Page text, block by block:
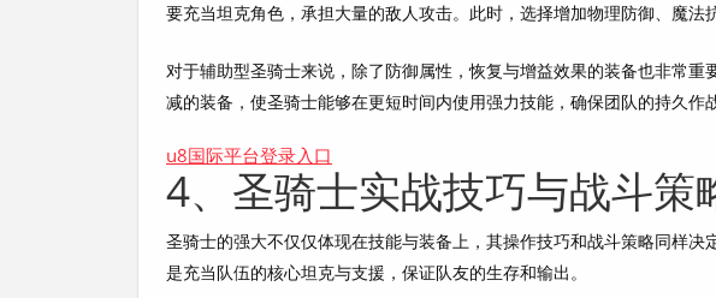
要充当坦克角色，承担大量的敌人攻击。此时，选择增加物理防御、魔法
对于辅助型圣骑士来说，除了防御属性，恢复与增益效果的装备也非常
减的装备，使圣骑士能够在更短时间内使用强力技能，确保团队的持久作
u8国际平台登录入口
4、圣骑士实战技巧与战斗策
圣骑士的强大不仅仅体现在技能与装备上，其操作技巧和战斗策略同样
是充当队伍的核心坦克与支援，保证队友的生存和输出。